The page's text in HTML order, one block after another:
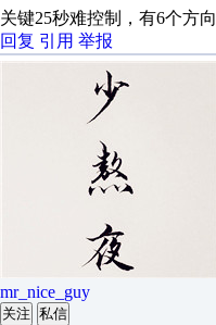
关键25秒难控制，有6个方
回复 引用 举报
mr_nice_guy
关注 私信